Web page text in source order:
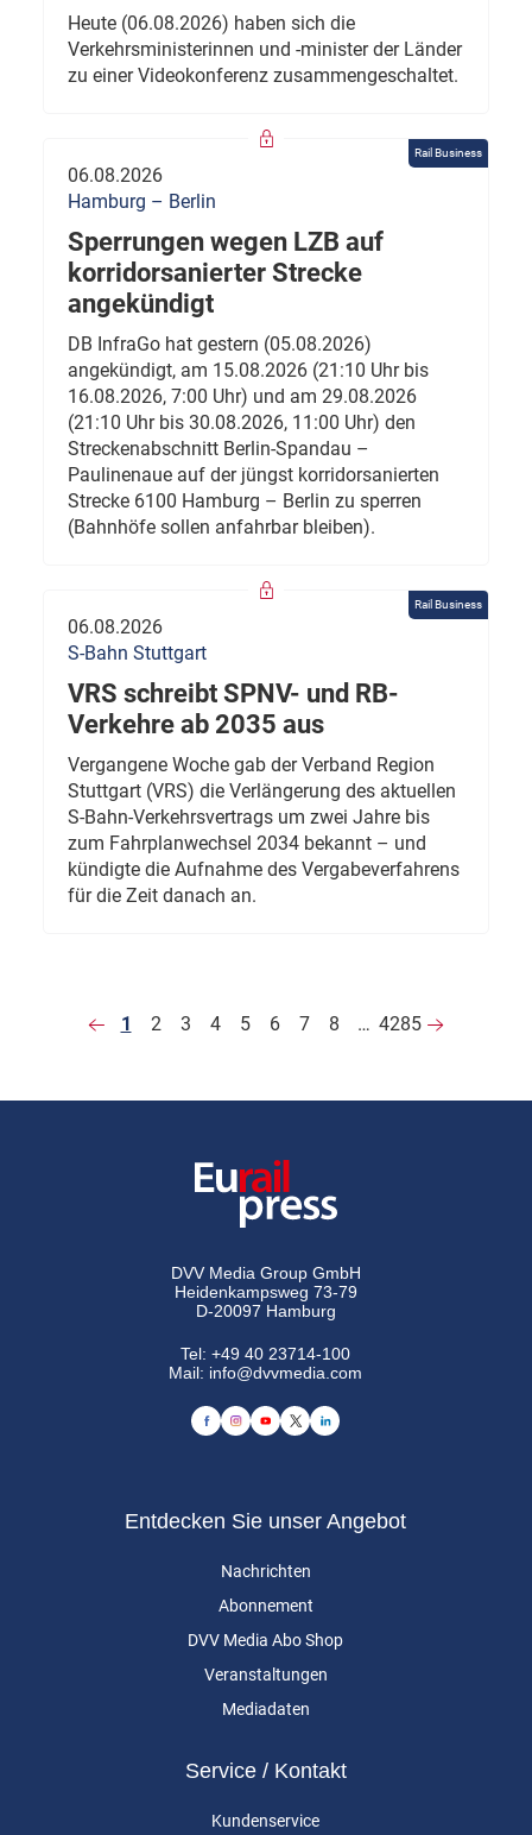
Heute (06.08.2026) haben sich die
Verkehrsministerinnen und -minister der Länder
zu einer Videokonferenz zusammengeschaltet.
Rail Business
06.08.2026
Hamburg – Berlin
Sperrungen wegen LZB auf
korridorsanierter Strecke
angekündigt
DB InfraGo hat gestern (05.08.2026)
angekündigt, am 15.08.2026 (21:10 Uhr bis
16.08.2026, 7:00 Uhr) und am 29.08.2026
(21:10 Uhr bis 30.08.2026, 11:00 Uhr) den
Streckenabschnitt Berlin-Spandau –
Paulinenaue auf der jüngst korridorsanierten
Strecke 6100 Hamburg – Berlin zu sperren
(Bahnhöfe sollen anfahrbar bleiben).
Rail Business
06.08.2026
S-Bahn Stuttgart
VRS schreibt SPNV- und RB-
Verkehre ab 2035 aus
Vergangene Woche gab der Verband Region
Stuttgart (VRS) die Verlängerung des aktuellen
S-Bahn-Verkehrsvertrags um zwei Jahre bis
zum Fahrplanwechsel 2034 bekannt – und
kündigte die Aufnahme des Vergabeverfahrens
für die Zeit danach an.
1 2 3 4 5 6 7 8 … 4285
DVV Media Group GmbH
Heidenkampsweg 73-79
D-20097 Hamburg
Tel:+49 40 23714-100
Mail: info@dvvmedia.com
Entdecken Sie unser Angebot
Nachrichten
Abonnement
DVV Media Abo Shop
Veranstaltungen
Mediadaten
Service / Kontakt
Kundenservice